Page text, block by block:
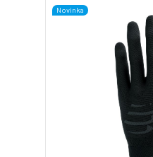
Novinka